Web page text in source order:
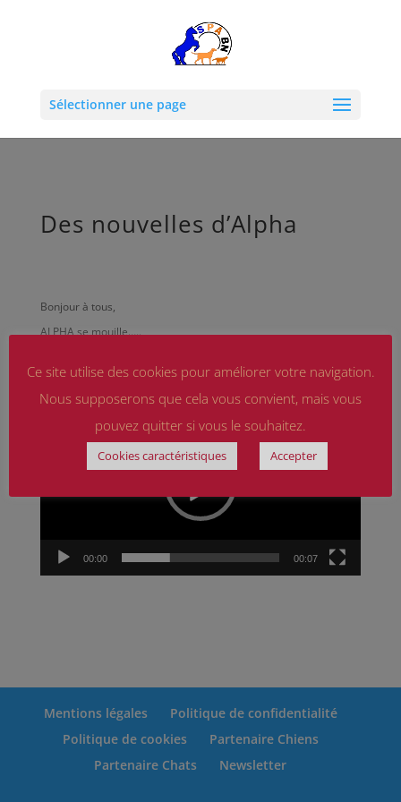
Sélectionner une page
Des nouvelles d’Alpha
Bonjour à tous,
ALPHA se mouille…..
Philippe
Lecteur
00:00 00:07
Mentions légales
Politique de confidentialité
Politique de cookies
Partenaire Chiens
Partenaire Chats
Newsletter
Ce site utilise des cookies pour améliorer votre navigation.
Nous supposerons que cela vous convient, mais vous
pouvez quitter si vous le souhaitez.
Cookies caractéristiques Accepter